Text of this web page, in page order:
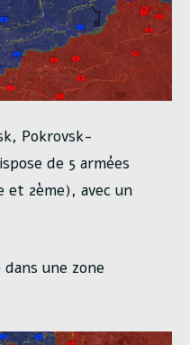
Pokrovsk-
de 5 armées
et 2ème), avec un
une zone